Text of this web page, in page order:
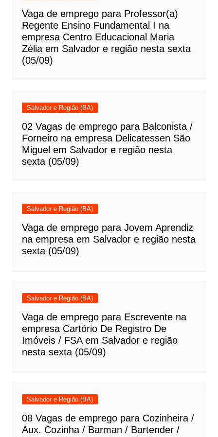
Vaga de emprego para Professor(a)
Regente Ensino Fundamental I na
empresa Centro Educacional Maria
Zélia em Salvador e região nesta sexta
(05/09)
Salvador e Região (BA)
02 Vagas de emprego para Balconista /
Forneiro na empresa Delicatessen São
Miguel em Salvador e região nesta
sexta (05/09)
Salvador e Região (BA)
Vaga de emprego para Jovem Aprendiz
na empresa em Salvador e região nesta
sexta (05/09)
Salvador e Região (BA)
Vaga de emprego para Escrevente na
empresa Cartório De Registro De
Imóveis / FSA em Salvador e região
nesta sexta (05/09)
Salvador e Região (BA)
08 Vagas de emprego para Cozinheira /
Aux. Cozinha / Barman / Bartender /